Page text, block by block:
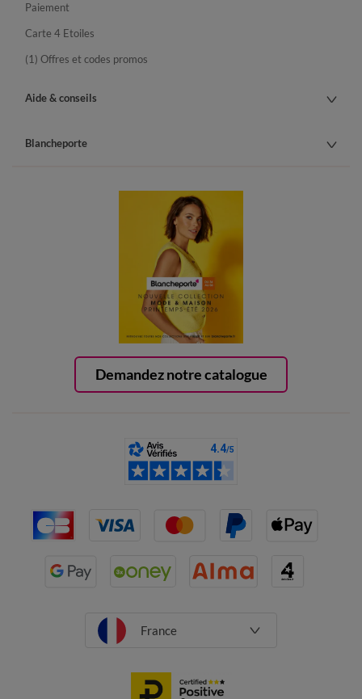
Demandez notre catalogue
Paiement
Carte 4 Etoiles
(1) Offres et codes promos
Aide & conseils
Blancheporte
France